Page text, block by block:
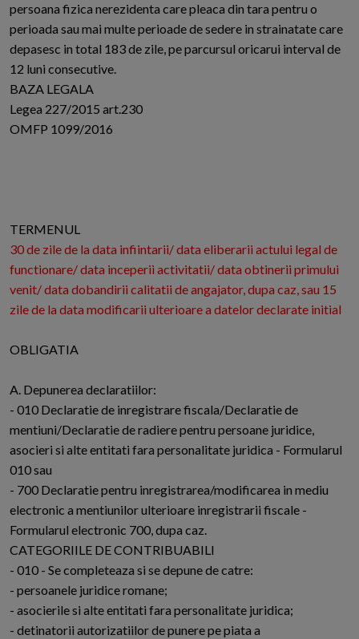
persoana fizica nerezidenta care pleaca din tara pentru o
perioada sau mai multe perioade de sedere in strainatate care
depasesc in total 183 de zile, pe parcursul oricarui interval de
12 luni consecutive.
BAZA LEGALA
Legea 227/2015 art.230
OMFP 1099/2016
TERMENUL
30 de zile de la data infiintarii/ data eliberarii actului legal de
functionare/ data inceperii activitatii/ data obtinerii primului
venit/ data dobandirii calitatii de angajator, dupa caz, sau 15
zile de la data modificarii ulterioare a datelor declarate initial
OBLIGATIA
A. Depunerea declaratiilor:
- 010 Declaratie de inregistrare fiscala/Declaratie de
mentiuni/Declaratie de radiere pentru persoane juridice,
asocieri si alte entitati fara personalitate juridica - Formularul
010 sau
- 700 Declaratie pentru inregistrarea/modificarea in mediu
electronic a mentiunilor ulterioare inregistrarii fiscale -
Formularul electronic 700, dupa caz.
CATEGORIILE DE CONTRIBUABILI
- 010 - Se completeaza si se depune de catre:
- persoanele juridice romane;
- asocierile si alte entitati fara personalitate juridica;
- detinatorii autorizatiilor de punere pe piata a